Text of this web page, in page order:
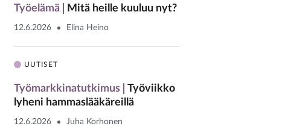
Työelämä Mitä heille kuuluu nyt?
12.6.2026 Elina Heino
UUTISET
Työmarkkinatutkimus
Työviikko
lyheni hammaslääkäreillä
12.6.2026 Juha Korhonen